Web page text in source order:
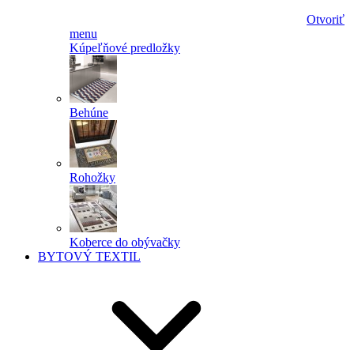
Otvoriť
menu
Kúpeľňové predložky
Behúne
Rohožky
Koberce do obývačky
BYTOVÝ TEXTIL